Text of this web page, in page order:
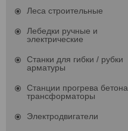
Леса строительные
Лебедки ручные и
электрические
Станки для гибки / рубки
арматуры
Станции прогрева бетона
трансформаторы
Электродвигатели